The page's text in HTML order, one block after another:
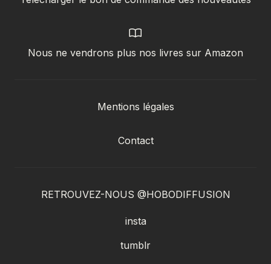
Nous ne vendrons plus nos livres sur Amazon
Mentions légales
Contact
RETROUVEZ-NOUS @HOBODIFFUSION
insta
tumblr